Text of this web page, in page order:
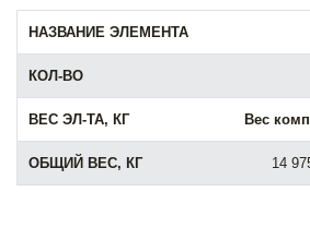
Вес
14